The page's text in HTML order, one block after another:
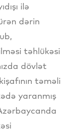
ilə
dərin
təhlükəsi
dövlət
təməli
yaranmış